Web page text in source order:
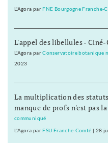
L'Agora parFNE Bourgogne Franche-
L'appel des libellules -
L'Agora parConservatoire botanique
2023
La multiplication des
manque de profs n'est pas
communiqué
L'Agora parFSU Franche-Comté | 28